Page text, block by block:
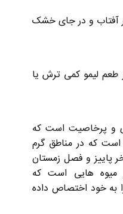
آفتاب و در جای خشک
لیمو کمی ترش یا
و پرخاصیت است که
است که در مناطق گرم
پاییز و فصل زمستان
میوه هایی است که
به خود اختصاص داده